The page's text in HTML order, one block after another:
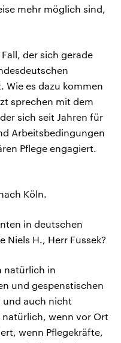
mehr möglich sind,
der sich gerade
Wie es dazu kommen
sprechen mit dem
sich seit Jahren für
Arbeitsbedingungen
Pflege engagiert.
Köln.
in deutschen
Niels H., Herr Fussek?
natürlich in
und gespenstischen
und auch nicht
wenn vor Ort
wenn Pflegekräfte,